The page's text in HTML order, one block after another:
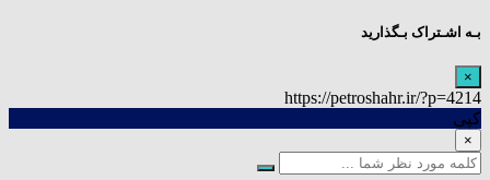
بـه اشـتراک بـگذارید
×
https://petroshahr.ir/?p=4214
کپی
×